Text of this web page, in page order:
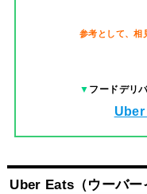
参考として、相
▼ フードデリ
Uber Eats（ウーバー